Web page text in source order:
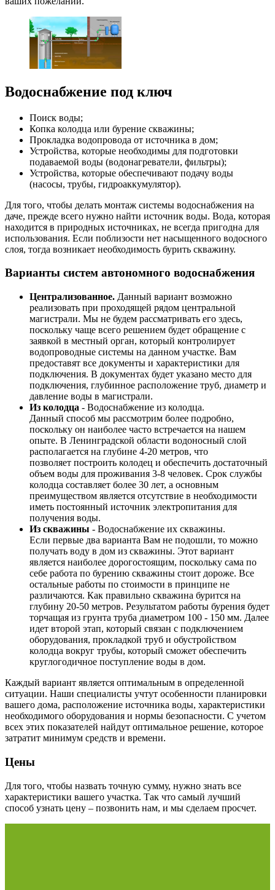
Водоснабжение под ключ
Поиск воды;
Копка колодца или бурение скважины;
Прокладка водопровода от источника в дом;
Устройства, которые необходимы для подготовки
подаваемой воды (водонагреватели, фильтры);
Устройства, которые обеспечивают подачу воды
(насосы, трубы, гидроаккумулятор).
Для того, чтобы делать монтаж системы водоснабжения на
даче, прежде всего нужно найти источник воды. Вода, которая
находится в природных источниках, не всегда пригодна для
использования. Если поблизости нет насыщенного водосного
слоя, тогда возникает необходимость бурить скважину.
Варианты систем автономного водоснабжения
Централизованное. Данный вариант возможно
реализовать при проходящей рядом центральной
магистрали. Мы не будем рассматривать его здесь,
поскольку чаще всего решением будет обращение с
заявкой в местный орган, который контролирует
водопроводные системы на данном участке. Вам
предоставят все документы и характеристики для
подключения. В документах будет указано место для
подключения, глубинное расположение труб, диаметр и
давление воды в магистрали.
Из колодца - Водоснабжение из колодца.
Данный способ мы рассмотрим более подробно,
поскольку он наиболее часто встречается на нашем
опыте. В Ленинградской области водоносный слой
располагается на глубине 4-20 метров, что
позволяет построить колодец и обеспечить достаточный
объем воды для проживания 3-8 человек. Срок службы
колодца составляет более 30 лет, а основным
преимуществом является отсутствие в необходимости
иметь постоянный источник электропитания для
получения воды.
Из скважины - Водоснабжение их скважины.
Если первые два варианта Вам не подошли, то можно
получать воду в дом из скважины. Этот вариант
является наиболее дорогостоящим, поскольку сама по
себе работа по бурению скважины стоит дороже. Все
остальные работы по стоимости в принципе не
различаются. Как правильно скважина бурится на
глубину 20-50 метров. Результатом работы бурения будет
торчащая из грунта труба диаметром 100 - 150 мм. Далее
идет второй этап, который связан с подключением
оборудования, прокладкой труб и обустройством
колодца вокруг трубы, который сможет обеспечить
круглогодичное поступление воды в дом.
Каждый вариант является оптимальным в определенной
ситуации. Наши специалисты учтут особенности планировки
вашего дома, расположение источника воды, характеристики
необходимого оборудования и нормы безопасности. С учетом
всех этих показателей найдут оптимальное решение, которое
затратит минимум средств и времени.
Цены
Для того, чтобы назвать точную сумму, нужно знать все
характеристики вашего участка. Так что самый лучший
способ узнать цену – позвонить нам, и мы сделаем просчет.